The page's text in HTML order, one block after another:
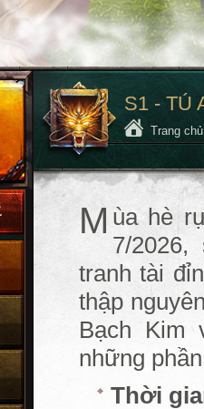
S1 - TÚ
Trang
M ùa hè
7/
tranh tài
thập
Bạch Kim
những
Thời